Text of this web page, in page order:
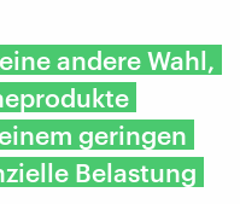
andere Wahl,
geringen
Belastung